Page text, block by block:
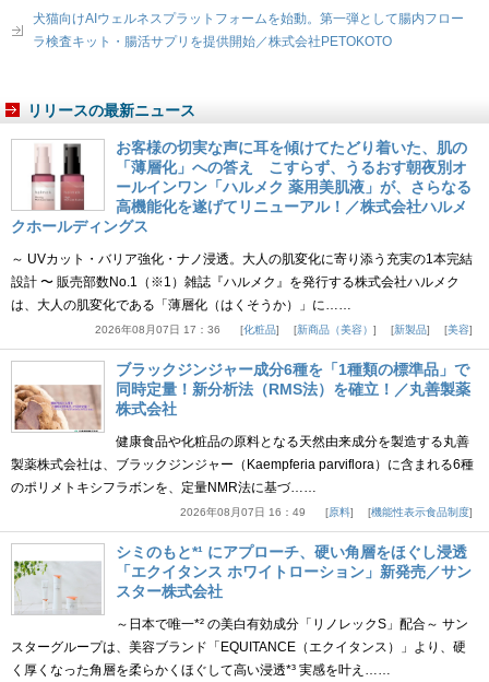
犬猫向けAIウェルネスプラットフォームを始動。第一弾として腸内フロー
ラ検査キット・腸活サプリを提供開始／株式会社PETOKOTO
リリースの最新ニュース
お客様の切実な声に耳を傾けてたどり着いた、肌の
「薄層化」への答え こすらず、うるおす朝夜別オ
ールインワン「ハルメク 薬用美肌液」が、さらなる
高機能化を遂げてリニューアル！／株式会社ハルメ
クホールディングス
～ UVカット・バリア強化・ナノ浸透。大人の肌変化に寄り添う充実の1本完結
設計 〜 販売部数No.1（※1）雑誌『ハルメク』を発行する株式会社ハルメク
は、大人の肌変化である「薄層化（はくそうか）」に……
2026年08月07日 17：36 化粧品 新商品（美容） 新製品 美容
ブラックジンジャー成分6種を「1種類の標準品」で
同時定量！新分析法（RMS法）を確立！／丸善製薬
株式会社
健康食品や化粧品の原料となる天然由来成分を製造する丸善
製薬株式会社は、ブラックジンジャー（Kaempferia parviflora）に含まれる6種
のポリメトキシフラボンを、定量NMR法に基づ……
2026年08月07日 16：49 原料 機能性表示食品制度
シミのもと*¹ にアプローチ、硬い角層をほぐし浸透
「エクイタンス ホワイトローション」新発売／サン
スター株式会社
～日本で唯一*² の美白有効成分「リノレックS」配合～ サン
スターグループは、美容ブランド「EQUITANCE（エクイタンス）」より、硬
く厚くなった角層を柔らかくほぐして高い浸透*³ 実感を叶え……